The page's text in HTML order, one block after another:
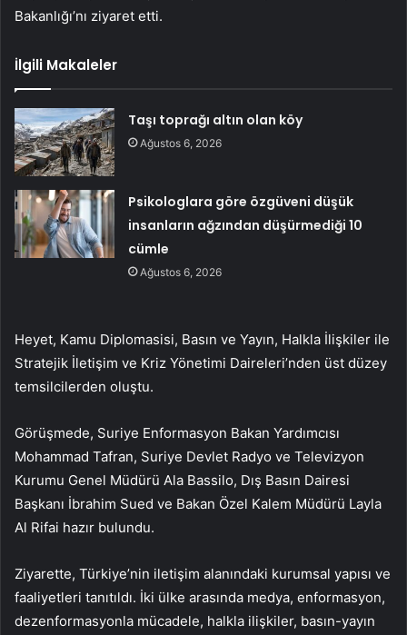
Bakanlığı’nı ziyaret etti.
İlgili Makaleler
Taşı toprağı altın olan köy
Ağustos 6, 2026
Psikologlara göre özgüveni düşük
insanların ağzından düşürmediği 10
cümle
Ağustos 6, 2026
Heyet, Kamu Diplomasisi, Basın ve Yayın, Halkla İlişkiler ile
Stratejik İletişim ve Kriz Yönetimi Daireleri’nden üst düzey
temsilcilerden oluştu.
Görüşmede, Suriye Enformasyon Bakan Yardımcısı
Mohammad Tafran, Suriye Devlet Radyo ve Televizyon
Kurumu Genel Müdürü Ala Bassilo, Dış Basın Dairesi
Başkanı İbrahim Sued ve Bakan Özel Kalem Müdürü Layla
Al Rifai hazır bulundu.
Ziyarette, Türkiye’nin iletişim alanındaki kurumsal yapısı ve
faaliyetleri tanıtıldı. İki ülke arasında medya, enformasyon,
dezenformasyonla mücadele, halkla ilişkiler, basın-yayın